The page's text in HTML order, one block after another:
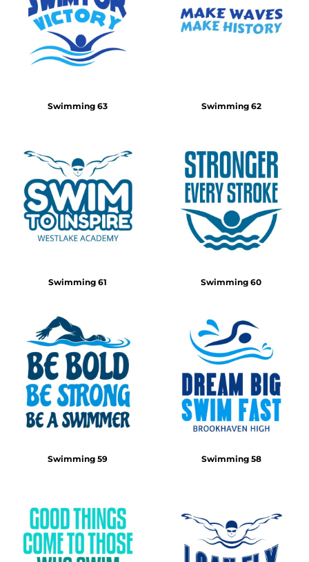
Swimming 63 Swimming 62
Swimming 61 Swimming 60
Swimming 59 Swimming 58